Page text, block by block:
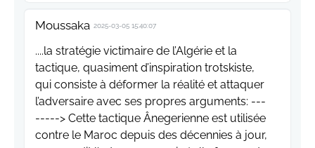
Moussaka 2025-03-05 15:40:07
....la stratégie victimaire de l’Algérie et la
tactique, quasiment d’inspiration trotskiste,
qui consiste à déformer la réalité et attaquer
l’adversaire avec ses propres arguments: ---
-----> Cette tactique Ânegerienne est utilisée
contre le Maroc depuis des décennies à jour,